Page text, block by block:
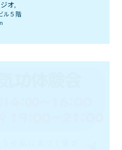
スタート！新オーラ診断付きヨガ
ャンペーン
オ,
ル５階